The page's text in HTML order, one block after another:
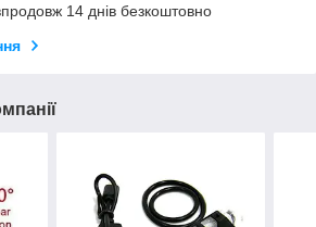
14 днів безкоштовно